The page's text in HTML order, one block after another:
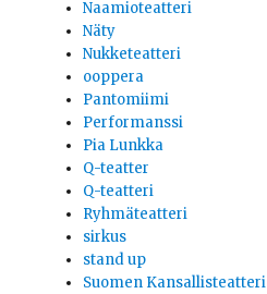
Naamioteatteri
Näty
Nukketeatteri
ooppera
Pantomiimi
Performanssi
Pia Lunkka
Q-teatter
Q-teatteri
Ryhmäteatteri
sirkus
stand up
Suomen Kansallisteatteri